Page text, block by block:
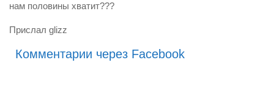
нам половины хватит???
Прислал glizz
Комментарии через Facebook